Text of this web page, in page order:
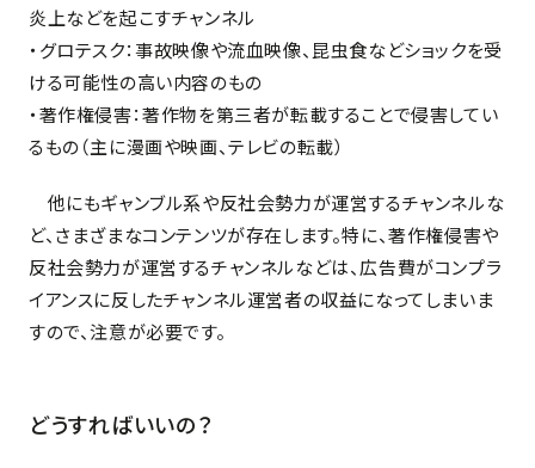
炎上などを起こすチャンネル
・グロテスク：事故映像や流血映像、昆虫食などショックを受
ける可能性の高い内容のもの
・著作権侵害：著作物を第三者が転載することで侵害してい
るもの（主に漫画や映画、テレビの転載）
他にもギャンブル系や反社会勢力が運営するチャンネルな
ど、さまざまなコンテンツが存在します。特に、著作権侵害や
反社会勢力が運営するチャンネルなどは、広告費がコンプラ
イアンスに反したチャンネル運営者の収益になってしまいま
すので、注意が必要です。
どうすればいいの？